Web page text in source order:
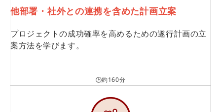
他部署・社外との連携を含めた計画立案
プロジェクトの成功確率を高めるための遂行計画の立
案方法を学びます。
🕒約160分